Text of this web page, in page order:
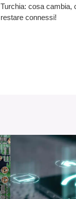
Turchia: cosa cambia,
restare connessi!